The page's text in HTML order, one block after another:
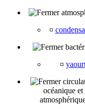
¤
¤
océanique et